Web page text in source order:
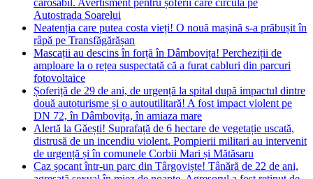
carosabil. Avertisment pentru șoferii care circulă pe
Autostrada Soarelui
Neatenția care putea costa vieți! O nouă mașină s-a prăbușit în
râpă pe Transfăgărășan
Mascații au descins în forță în Dâmbovița! Percheziții de
amploare la o rețea suspectată că a furat cabluri din parcuri
fotovoltaice
Șoferiță de 29 de ani, de urgență la spital după impactul dintre
două autoturisme și o autoutilitară! A fost impact violent pe
DN 72, în Dâmbovița, în amiaza mare
Alertă la Găești! Suprafață de 6 hectare de vegetație uscată,
distrusă de un incendiu violent. Pompierii militari au intervenit
de urgență și în comunele Corbii Mari și Mătăsaru
Caz șocant într-un parc din Târgoviște! Tânără de 22 de ani,